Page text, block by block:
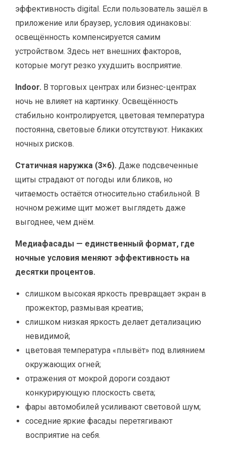
эффективность digital. Если пользователь зашёл в
приложение или браузер, условия одинаковы:
освещённость компенсируется самим
устройством. Здесь нет внешних факторов,
которые могут резко ухудшить восприятие.
Indoor. В торговых центрах или бизнес-центрах
ночь не влияет на картинку. Освещённость
стабильно контролируется, цветовая температура
постоянна, световые блики отсутствуют. Никаких
ночных рисков.
Статичная наружка (3×6). Даже подсвеченные
щиты страдают от погоды или бликов, но
читаемость остаётся относительно стабильной. В
ночном режиме щит может выглядеть даже
выгоднее, чем днём.
Медиафасады — единственный формат, где
ночные условия меняют эффективность на
десятки процентов.
слишком высокая яркость превращает экран в
прожектор, размывая креатив;
слишком низкая яркость делает детализацию
невидимой;
цветовая температура «плывёт» под влиянием
окружающих огней;
отражения от мокрой дороги создают
конкурирующую плоскость света;
фары автомобилей усиливают световой шум;
соседние яркие фасады перетягивают
восприятие на себя.